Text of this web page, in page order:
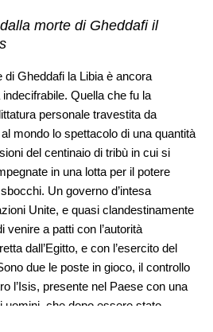
morte di Gheddafi il
di Gheddafi la Libia è ancora
Quella che fu la
personale travestita da
mondo lo spettacolo di una quantità
del centinaio di tribù in cui si
in una lotta per il potere
Un governo d’intesa
Unite, e quasi clandestinamente
venire a patti con l’autorità
dall’Egitto, e con l’esercito del
due le poste in gioco, il controllo
l’Isis, presente nel Paese con una
uomini, che dopo essere stato
presente a Sirte e altrove.